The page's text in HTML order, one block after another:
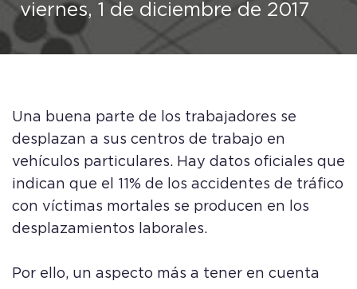
viernes, 1 de diciembre de 2017
Una buena parte de los trabajadores se
desplazan a sus centros de trabajo en
vehículos particulares. Hay datos oficiales que
indican que el 11% de los accidentes de tráfico
con víctimas mortales se producen en los
desplazamientos laborales.
Por ello, un aspecto más a tener en cuenta